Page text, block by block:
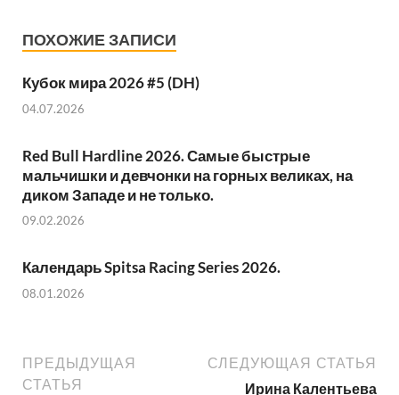
ПОХОЖИЕ ЗАПИСИ
Кубок мира 2026 #5 (DH)
04.07.2026
Red Bull Hardline 2026. Самые быстрые
мальчишки и девчонки на горных великах, на
диком Западе и не только.
09.02.2026
Календарь Spitsa Racing Series 2026.
08.01.2026
ПРЕДЫДУЩАЯ
СТАТЬЯ
СЛЕДУЮЩАЯ СТАТЬЯ
Ирина Калентьева